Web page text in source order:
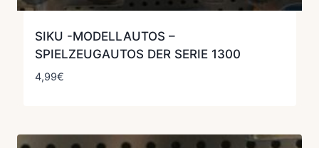
SIKU -MODELLAUTOS –
SPIELZEUGAUTOS DER SERIE 1300
4,99€